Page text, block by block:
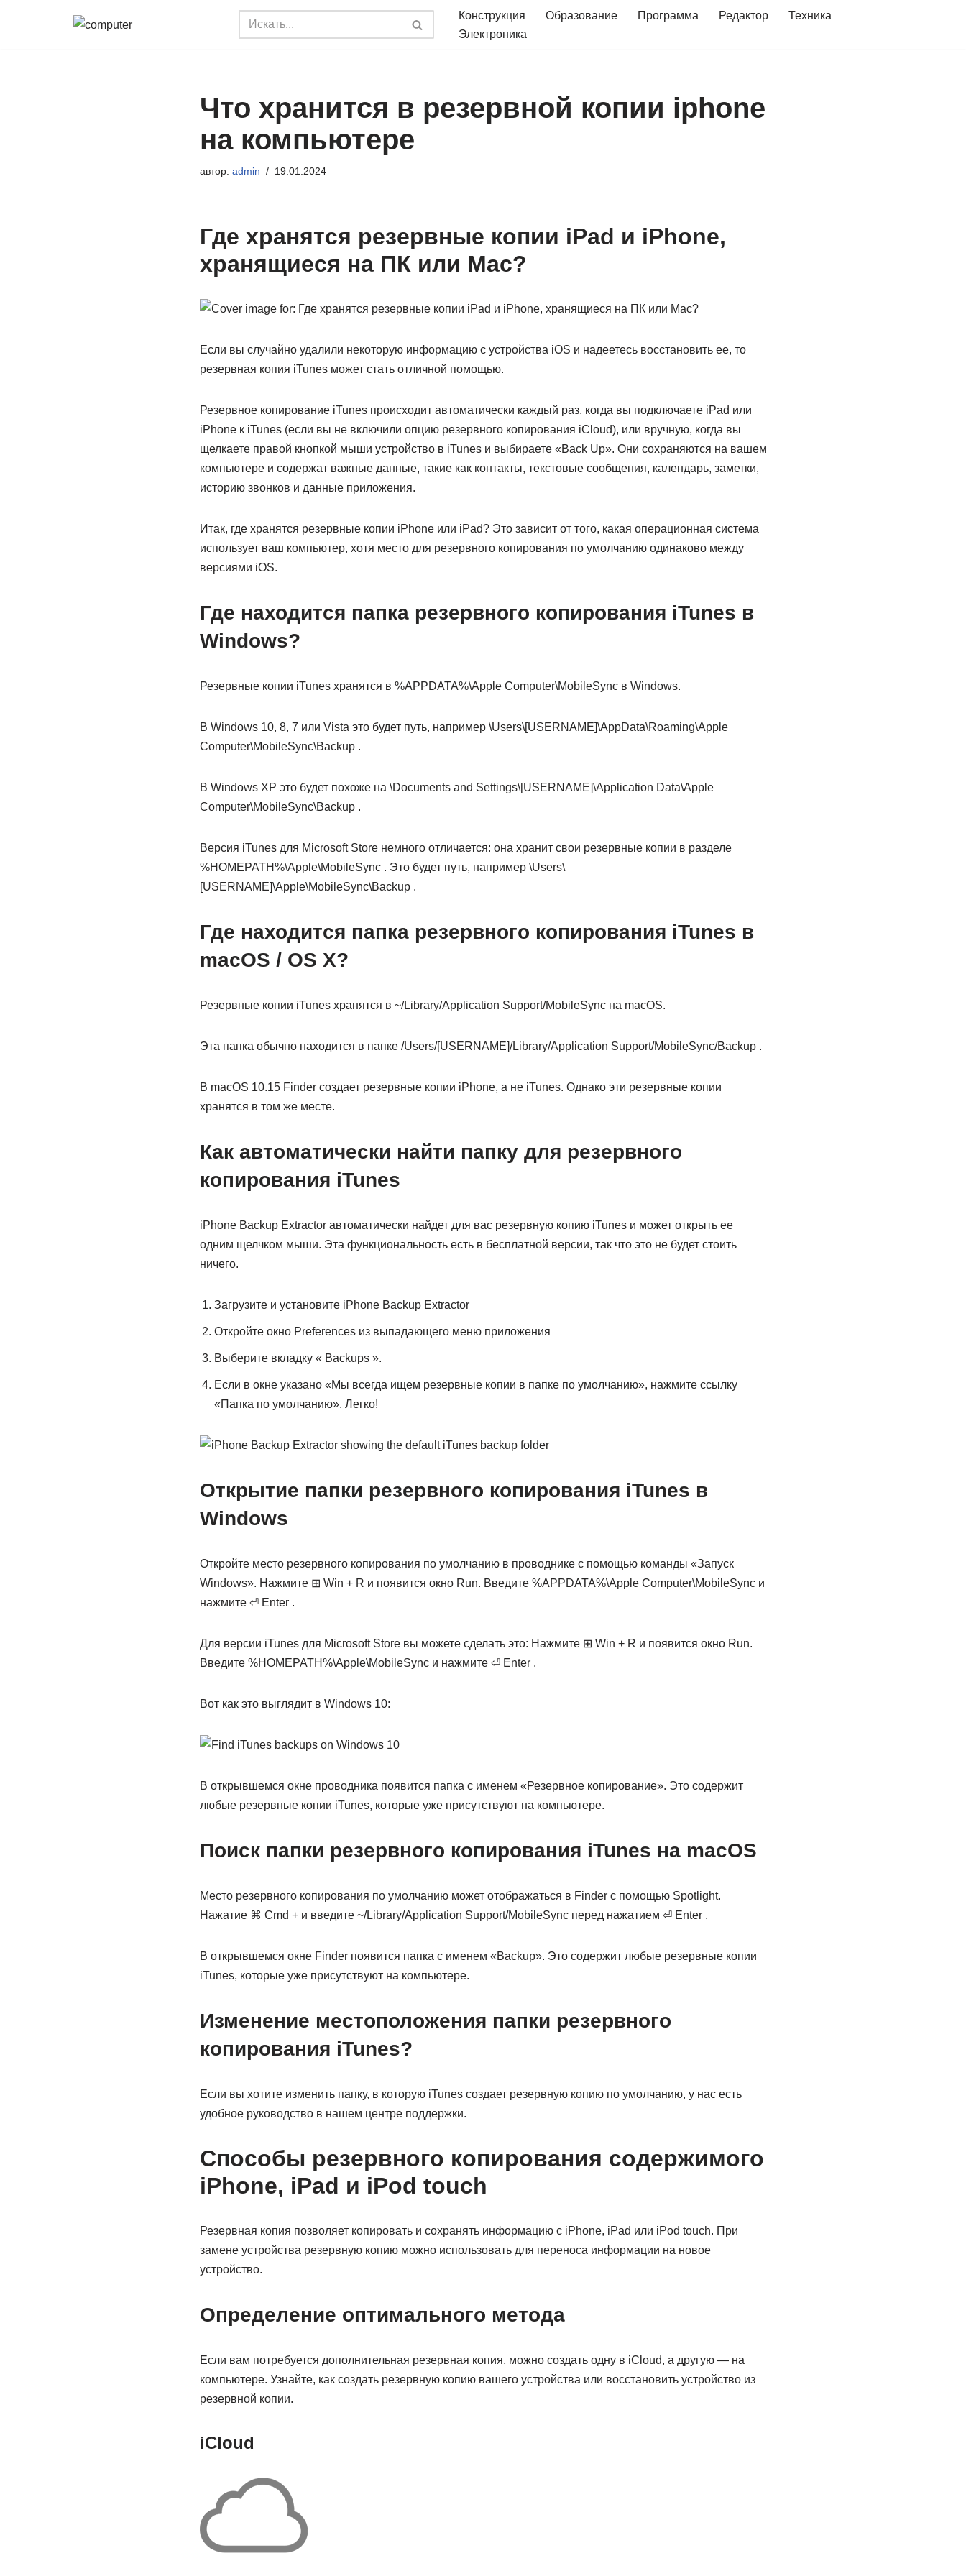
Конструкция Образование Программа Редактор
Техника
Электроника
Что хранится в резервной копии iphone
на компьютере
автор: admin 19.01.2024
Где хранятся резервные копии iPad и iPhone,
хранящиеся на ПК или Mac?
Если вы случайно удалили некоторую информацию с устройства iOS и надеетесь восстановить ее, то
резервная копия iTunes может стать отличной помощью.
Резервное копирование iTunes происходит автоматически каждый раз, когда вы подключаете iPad или
iPhone к iTunes (если вы не включили опцию резервного копирования iCloud), или вручную, когда вы
щелкаете правой кнопкой мыши устройство в iTunes и выбираете «Back Up». Они сохраняются на вашем
компьютере и содержат важные данные, такие как контакты, текстовые сообщения, календарь, заметки,
историю звонков и данные приложения.
Итак, где хранятся резервные копии iPhone или iPad? Это зависит от того, какая операционная система
использует ваш компьютер, хотя место для резервного копирования по умолчанию одинаково между
версиями iOS.
Где находится папка резервного копирования iTunes в
Windows?
Резервные копии iTunes хранятся в %APPDATA%\Apple Computer\MobileSync в Windows.
В Windows 10, 8, 7 или Vista это будет путь, например \Users\[USERNAME]\AppData\Roaming\Apple
Computer\MobileSync\Backup .
В Windows XP это будет похоже на \Documents and Settings\[USERNAME]\Application Data\Apple
Computer\MobileSync\Backup .
Версия iTunes для Microsoft Store немного отличается: она хранит свои резервные копии в разделе
%HOMEPATH%\Apple\MobileSync . Это будет путь, например \Users\
[USERNAME]\Apple\MobileSync\Backup .
Где находится папка резервного копирования iTunes в
macOS / OS X?
Резервные копии iTunes хранятся в ~/Library/Application Support/MobileSync на macOS.
Эта папка обычно находится в папке /Users/[USERNAME]/Library/Application Support/MobileSync/Backup .
В macOS 10.15 Finder создает резервные копии iPhone, а не iTunes. Однако эти резервные копии
хранятся в том же месте.
Как автоматически найти папку для резервного
копирования iTunes
iPhone Backup Extractor автоматически найдет для вас резервную копию iTunes и может открыть ее
одним щелчком мыши. Эта функциональность есть в бесплатной версии, так что это не будет стоить
ничего.
Загрузите и установите iPhone Backup Extractor
Откройте окно Preferences из выпадающего меню приложения
Выберите вкладку « Backups ».
Если в окне указано «Мы всегда ищем резервные копии в папке по умолчанию», нажмите ссылку
«Папка по умолчанию». Легко!
Открытие папки резервного копирования iTunes в
Windows
Откройте место резервного копирования по умолчанию в проводнике с помощью команды «Запуск
Windows». Нажмите ⊞ Win + R и появится окно Run. Введите %APPDATA%\Apple Computer\MobileSync и
нажмите ⏎ Enter .
Для версии iTunes для Microsoft Store вы можете сделать это: Нажмите ⊞ Win + R и появится окно Run.
Введите %HOMEPATH%\Apple\MobileSync и нажмите ⏎ Enter .
Вот как это выглядит в Windows 10:
В открывшемся окне проводника появится папка с именем «Резервное копирование». Это содержит
любые резервные копии iTunes, которые уже присутствуют на компьютере.
Поиск папки резервного копирования iTunes на macOS
Место резервного копирования по умолчанию может отображаться в Finder с помощью Spotlight.
Нажатие ⌘ Cmd + и введите ~/Library/Application Support/MobileSync перед нажатием ⏎ Enter .
В открывшемся окне Finder появится папка с именем «Backup». Это содержит любые резервные копии
iTunes, которые уже присутствуют на компьютере.
Изменение местоположения папки резервного
копирования iTunes?
Если вы хотите изменить папку, в которую iTunes создает резервную копию по умолчанию, у нас есть
удобное руководство в нашем центре поддержки.
Способы резервного копирования содержимого
iPhone, iPad и iPod touch
Резервная копия позволяет копировать и сохранять информацию с iPhone, iPad или iPod touch. При
замене устройства резервную копию можно использовать для переноса информации на новое
устройство.
Определение оптимального метода
Если вам потребуется дополнительная резервная копия, можно создать одну в iCloud, а другую — на
компьютере. Узнайте, как создать резервную копию вашего устройства или восстановить устройство из
резервной копии.
iCloud